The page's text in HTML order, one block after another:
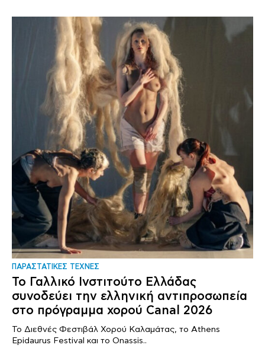
ΠΑΡΑΣΤΑΤΙΚΕΣ ΤΕΧΝΕΣ
Το Γαλλικό Ινστιτούτο Ελλάδας
συνοδεύει την ελληνική αντιπροσωπεία
στο πρόγραμμα χορού Canal 2026
Το Διεθνές Φεστιβάλ Χορού Καλαμάτας, το Athens
Epidaurus Festival και το Onassis..